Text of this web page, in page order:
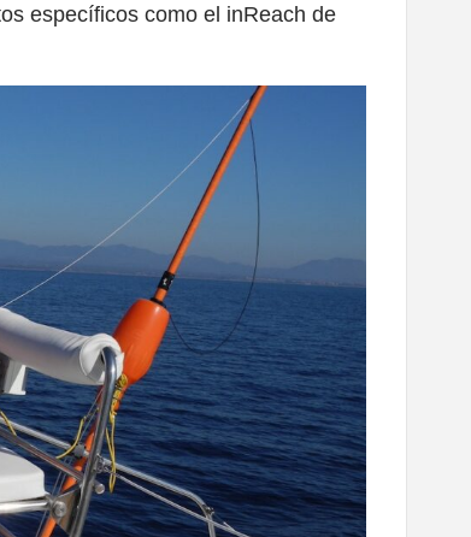
específicos como el inReach de